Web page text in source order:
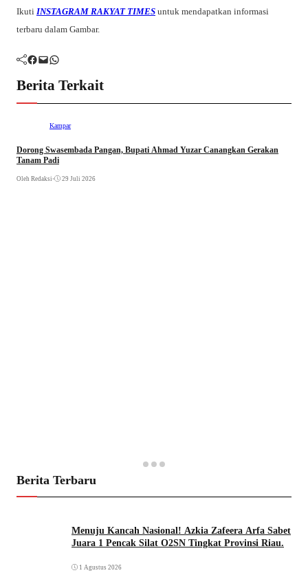
Ikuti INSTAGRAM RAKYAT TIMES untuk mendapatkan informasi
terbaru dalam Gambar.
Facebook Mail WhatsApp
Berita Terkait
Kampar
Dorong Swasembada Pangan, Bupati Ahmad Yuzar Canangkan Gerakan
Tanam Padi
Oleh Redaksi • 29 Juli 2026
Berita Terbaru
Menuju Kancah Nasional! Azkia Zafeera Arfa Sabet
Juara 1 Pencak Silat O2SN Tingkat Provinsi Riau.
1 Agustus 2026